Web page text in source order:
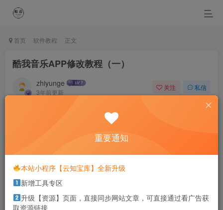
首页 软件教程 正文
酷我音乐APP修改教程（一）
zhiyunge
3年前更新
关注 私信
Everyone there is a part of the living for others their own.
每个人都存在着那部分为别人而活的自己
本站部分资源打包为压缩包以方便分享，涉及较多
击解压密码
重要通知
本站小程序【云知宝库】全新升级
新增工具专区
升级【资源】页面，直接同步网站文章，可直接通过看广告获
取资源链接